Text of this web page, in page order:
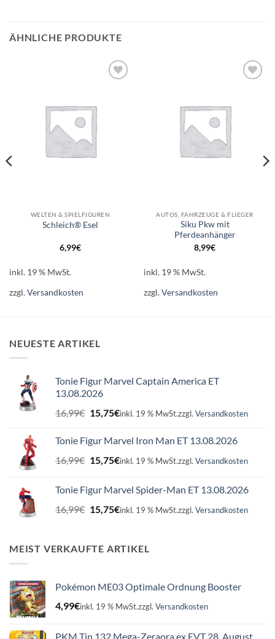
ÄHNLICHE PRODUKTE
WELTEN & SPIELFIGUREN
Schleich® Esel
6,99€
inkl. 19 % MwSt.
zzgl.Versandkosten
AUTOS, FAHRZEUGE & FLIEGER
Siku Pkw mit
Pferdeanhänger
8,99€
inkl. 19 % MwSt.
zzgl.Versandkosten
NEUESTE ARTIKEL
Tonie Figur Marvel Captain America ET
13.08.2026
16,99€ Ursprünglicher
Preis
16,99€
15,75€Aktueller
15,75€.
inkl. 19 % MwSt.zzgl. Versandkosten
Tonie Figur Marvel Iron Man ET 13.08.2026
16,99€ Ursprünglicher
Preis
16,99€
15,75€Aktueller
15,75€.
inkl. 19 % MwSt.zzgl. Versandkosten
Tonie Figur Marvel Spider-Man ET 13.08.2026
16,99€ Ursprünglicher
Preis
16,99€
15,75€Aktueller
15,75€.
inkl. 19 % MwSt.zzgl. Versandkosten
MEIST VERKAUFTE ARTIKEL
Pokémon ME03 Optimale Ordnung Booster
4,99€inkl. 19 % MwSt.zzgl. Versandkosten
PKM Tin 132 Mega-Zeraora ex EVT 28. August